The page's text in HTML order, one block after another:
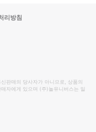
리방침
판매의 당사자가 아니므로, 상품의
자에게 있으며 (주)놀유니버스는 일